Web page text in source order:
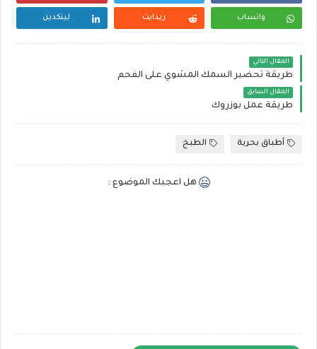
واتساب ريدايت لينكدين
المقال التالي
طريقة تحضير السمك المشوي على الفحم
المقال السابق
طريقة عمل بوزروك
أطباق بحرية الطبخ
هل اعجبك الموضوع :